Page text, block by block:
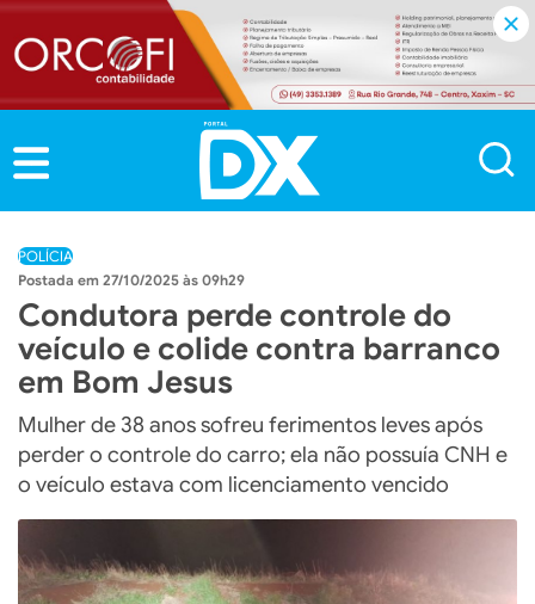
POLÍCIA
27/10/2025 às 09h29
Condutora perde controle do
veículo e colide contra barranco
em Bom Jesus
Mulher de 38 anos sofreu ferimentos leves após
perder o controle do carro; ela não possuía CNH e
o veículo estava com licenciamento vencido